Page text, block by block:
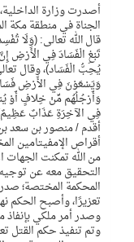
أصدرت وزارة
الجناة في منطقة مكة
قال الله تعالى: (وَلَا
تَبْغِ الْفَسَادَ فِي الْأَرْضِ
يُحِبُّ الْفَسَاد)، وقال
وَيَسْعَوْنَ فِي الأَرْضِ
وَأَرْجُلُهُم مِّنْ خِلافٍ أَوْ
فِي الآخِرَةِ عَذَابٌ
أقدم / منصور بن سعد
أقراص الإمفيتامين
من الله تمكنت الجهات
التحقيق معه عن توجيه
المحكمة المختصة؛
تعزيرًا، وأصبح الحكم
وصدر أمر ملكي بإنفاذ
وتم تنفيذ حكم القتل